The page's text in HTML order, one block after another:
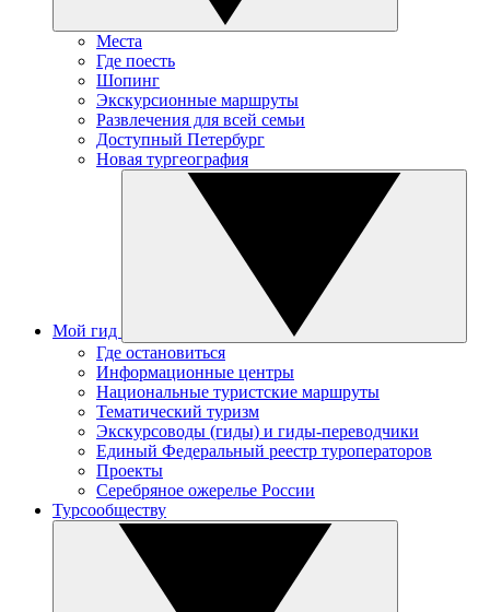
Места
Где поесть
Шопинг
Экскурсионные маршруты
Развлечения для всей семьи
Доступный Петербург
Новая тургеография
Мой гид
Где остановиться
Информационные центры
Национальные туристские маршруты
Тематический туризм
Экскурсоводы (гиды) и гиды-переводчики
Единый Федеральный реестр туроператоров
Проекты
Серебряное ожерелье России
Турсообществу